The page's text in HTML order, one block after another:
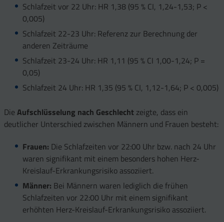
Schlafzeit vor 22 Uhr: HR 1,38 (95 % CI, 1,24-1,53; P <
0,005)
Schlafzeit 22-23 Uhr: Referenz zur Berechnung der
anderen Zeiträume
Schlafzeit 23-24 Uhr: HR 1,11 (95 % CI 1,00-1,24; P =
0,05)
Schlafzeit 24 Uhr: HR 1,35 (95 % CI, 1,12-1,64; P < 0,005)
Die Aufschlüsselung nach Geschlecht zeigte, dass ein
deutlicher Unterschied zwischen Männern und Frauen besteht:
Frauen: Die Schlafzeiten vor 22:00 Uhr bzw. nach 24 Uhr
waren signifikant mit einem besonders hohen Herz-
Kreislauf-Erkrankungsrisiko assoziiert.
Männer: Bei Männern waren lediglich die frühen
Schlafzeiten vor 22:00 Uhr mit einem signifikant
erhöhten Herz-Kreislauf-Erkrankungsrisiko assoziiert.